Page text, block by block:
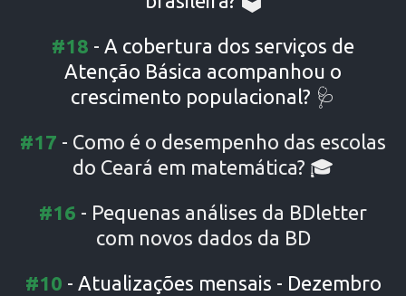
#18 - A cobertura dos serviços de
Atenção Básica acompanhou o
crescimento populacional? 🩺
#17 - Como é o desempenho das escolas
do Ceará em matemática? 🎓
#16 - Pequenas análises da BDletter
com novos dados da BD
#10 - Atualizações mensais - Dezembro